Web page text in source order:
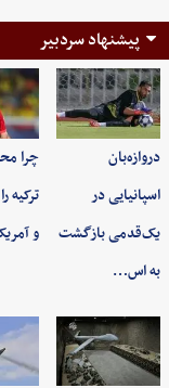
پیشنهاد سردبیر
دروازه‌بان
اسپانیایی در
یک‌قدمی بازگشت
به اس…
چرا
ترکیه
و